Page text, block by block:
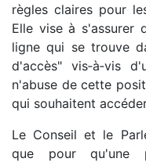
règles claires pour
Elle vise à s'assurer
ligne qui se trouve
d'accès" vis‑à‑vis
n'abuse de cette
qui souhaitent
Le Conseil et le
que pour qu'une